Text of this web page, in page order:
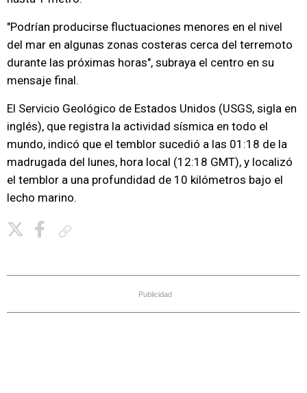
"Podrían producirse fluctuaciones menores en el nivel
del mar en algunas zonas costeras cerca del terremoto
durante las próximas horas", subraya el centro en su
mensaje final.
El Servicio Geológico de Estados Unidos (USGS, sigla en
inglés), que registra la actividad sísmica en todo el
mundo, indicó que el temblor sucedió a las 01:18 de la
madrugada del lunes, hora local (12:18 GMT), y localizó
el temblor a una profundidad de 10 kilómetros bajo el
lecho marino.
Publicidad